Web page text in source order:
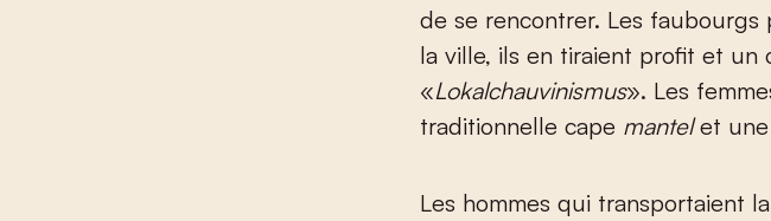
de se rencontrer. Les faubourgs
la ville, ils en tiraient profit et un
«Lokalchauvinismus». Les
traditionnelle cape mantelet une
Les hommes qui transportaient